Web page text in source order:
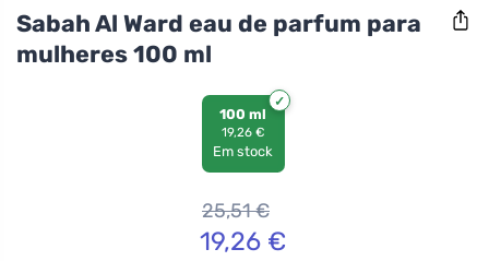
Sabah Al Ward eau de parfum para
mulheres 100 ml
100 ml
19,26 €
Em stock
25,51€
19,26€